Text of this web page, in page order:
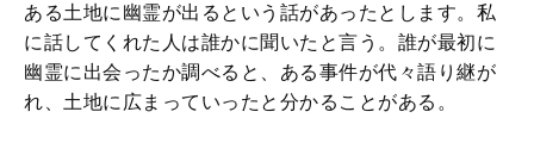
ある土地に幽霊が出るという話があったとします。私
に話してくれた人は誰かに聞いたと言う。誰が最初に
幽霊に出会ったか調べると、ある事件が代々語り継が
れ、土地に広まっていったと分かることがある。